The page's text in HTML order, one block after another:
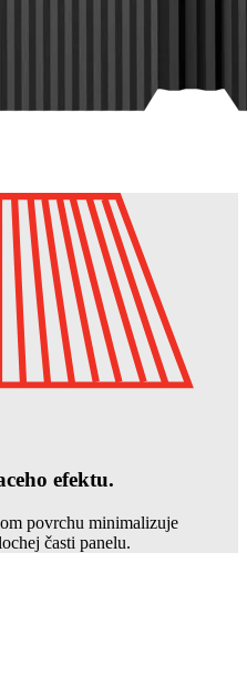
efektu.
povrchu minimalizuje
časti panelu.